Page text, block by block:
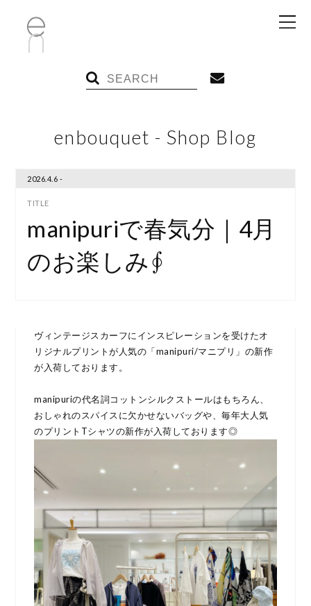
enbouquet - Shop Blog
2026.4.6 -
manipuriで春気分｜4月
のお楽しみ∮
ヴィンテージスカーフにインスピレーションを受けたオ
リジナルプリントが人気の「manipuri/マニプリ」の新作
が入荷しております。
manipuriの代名詞コットンシルクストールはもちろん、
おしゃれのスパイスに欠かせないバッグや、毎年大人気
のプリントTシャツの新作が入荷しております◎